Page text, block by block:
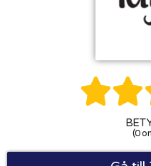

(0